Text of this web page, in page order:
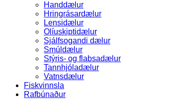
Handdælur
Hringrásardælur
Lensidælur
Olíuskiptidælur
Sjálfsogandi dælur
Smúldælur
Stýris- og flabsadælur
Tannhjóladælur
Vatnsdælur
Fiskvinnsla
Rafbúnaður